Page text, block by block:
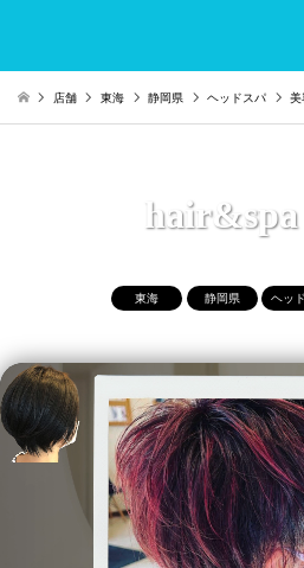
店舗 東海 静岡県 ヘッドスパ 美
東海 静岡県 ヘッ